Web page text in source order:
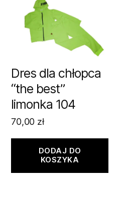
Dres dla chłopca
“the best”
limonka 104
70,00 zł
DODAJ DO
KOSZYKA